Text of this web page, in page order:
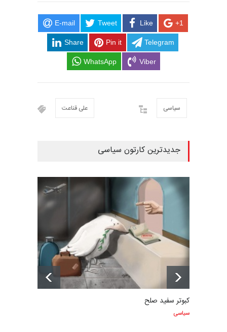
E-mail Tweet Like +1
Share Pin it Telegram
WhatsApp Viber
علی قناعت سیاسی
جدیدترین کارتون سیاسی
کبوتر سفید صلح
سیاسی